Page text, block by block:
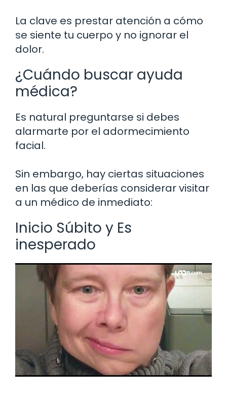
La clave es prestar atención a cómo
se siente tu cuerpo y no ignorar el
dolor.
¿Cuándo buscar ayuda
médica?
Es natural preguntarse si debes
alarmarte por el adormecimiento
facial.
Sin embargo, hay ciertas situaciones
en las que deberías considerar visitar
a un médico de inmediato:
Inicio Súbito y Es
inesperado